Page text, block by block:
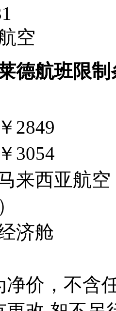
空
德航班限
2849
3054
来西亚航
济舱
净价，不含